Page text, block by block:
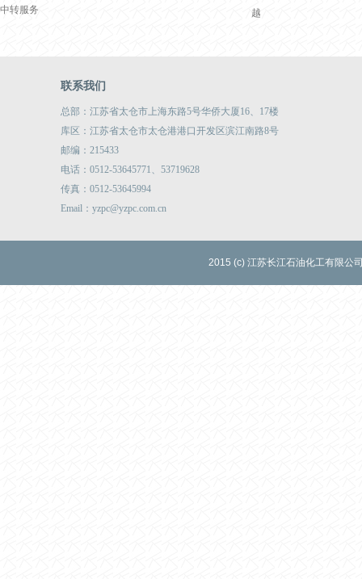
中转服务
越
联系我们
总部：江苏省太仓市上海东路5号华侨大厦16、17楼
库区：江苏省太仓市太仓港港口开发区滨江南路8号
邮编：215433
电话：0512-53645771、53719628
传真：0512-53645994
Email：yzpc@yzpc.com.cn
2015 (c) 江苏长江石油化工有限公